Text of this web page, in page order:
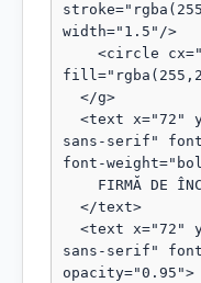
width="1.5"/>
sans-serif"
font-
sans-serif"
opacity="0.95">